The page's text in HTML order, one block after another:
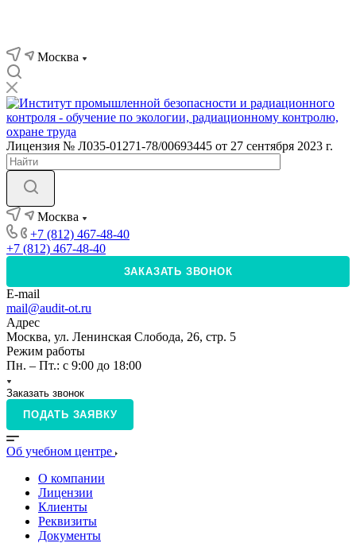
Москва
Лицензия № Л035-01271-78/00693445 от 27 сентября 2023 г.
Москва
+7 (812) 467-48-40
+7 (812) 467-48-40
ЗАКАЗАТЬ ЗВОНОК
E-mail
mail@audit-ot.ru
Адрес
Москва, ул. Ленинская Слобода, 26, стр. 5
Режим работы
Пн. – Пт.: с 9:00 до 18:00
Заказать звонок
ПОДАТЬ ЗАЯВКУ
Об учебном центре
О компании
Лицензии
Клиенты
Реквизиты
Документы